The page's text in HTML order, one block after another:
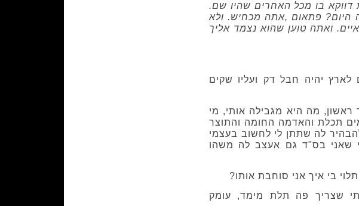
דווקא בו מכל האחרים שהיו שם.
היום? פתאום ,אתה מכחיש. ולא
ואתה טוען שהוא נצמד אליך
לארץ יהיה חבל דק ועליו שקים
מה היא מגבילה אותי, מי
תכלת והאדמה החומה והתוצר
לה שתתן לי לחשוב בעצמי
שאני בס"ד גם אעצב לה משהו
בי איך אני סוחבת אותו?
שצריך פה תלת מימד, עומק